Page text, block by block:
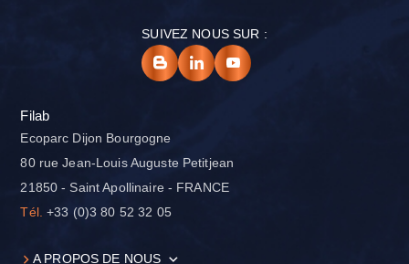
SUIVEZ NOUS SUR :
Filab
Ecoparc Dijon Bourgogne
80 rue Jean-Louis Auguste Petitjean
21850 - Saint Apollinaire - FRANCE
Tél.
+33 (0)3 80 52 32 05
A PROPOS DE NOUS